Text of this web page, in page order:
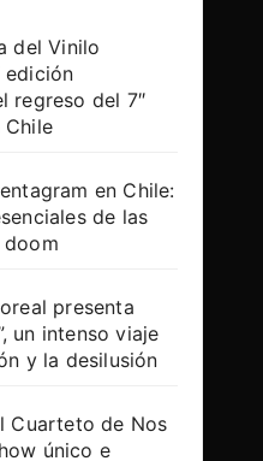
del Vinilo
edición
regreso del 7″
en Chile:
de las
doom
presenta
un intenso viaje
y la desilusión
Cuarteto de Nos
único e